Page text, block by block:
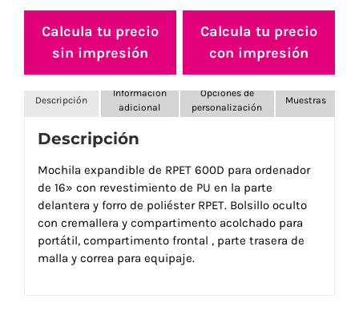
Calcula tu precio
sin impresión
Calcula tu precio
con impresión
Descripción
Información
adicional
Opciones de
personalización
Muestras
Descripción
Mochila expandible de RPET 600D para ordenador
de 16» con revestimiento de PU en la parte
delantera y forro de poliéster RPET. Bolsillo oculto
con cremallera y compartimento acolchado para
portátil, compartimento frontal , parte trasera de
malla y correa para equipaje.